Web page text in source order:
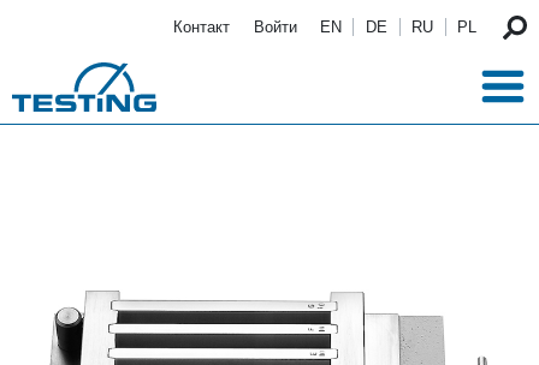
Контакт Войти EN DE RU PL